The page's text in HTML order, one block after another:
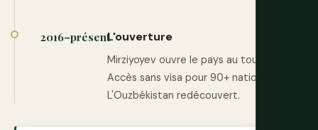
2016–présentL'ouverture
Mirziyoyev ouvre le pays au tourisme.
Accès sans visa pour 90+ nationalités.
L'Ouzbékistan redécouvert.